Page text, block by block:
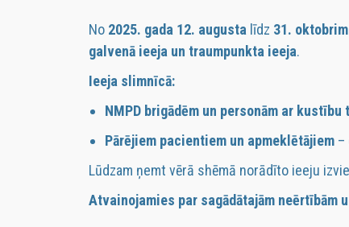
No 2025. gada 12. augusta līdz 31. oktobrim
galvenā ieeja un traumpunkta ieeja.
Ieeja slimnīcā:
NMPD brigādēm un personām ar kustību
Pārējiem pacientiem un apmeklētājiem–
Lūdzam ņemt vērā shēmā norādīto ieeju
Atvainojamies par sagādātajām neērtībām